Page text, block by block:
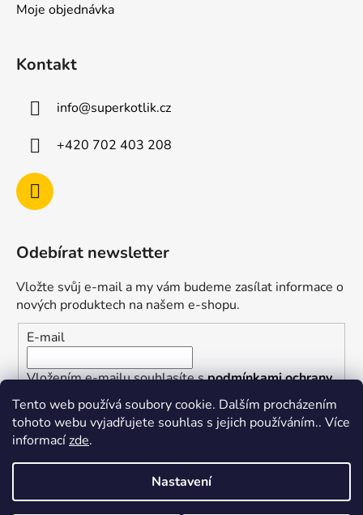
Tento web používá soubory cookie. Dalším procházením
tohoto webu vyjadřujete souhlas s jejich používáním.. Více
informacízde.
Nastavení
Moje objednávka
Kontakt
info@superkotlik.cz
+420 702 403 208
Odebírat newsletter
Vložte svůj e-mail a my vám budeme zasílat informace o
nových produktech na našem e-shopu.
E-mail
Vložením e-mailu souhlasíte spodmínkami ochrany
osobních údajů
PŘIHLÁSIT SE